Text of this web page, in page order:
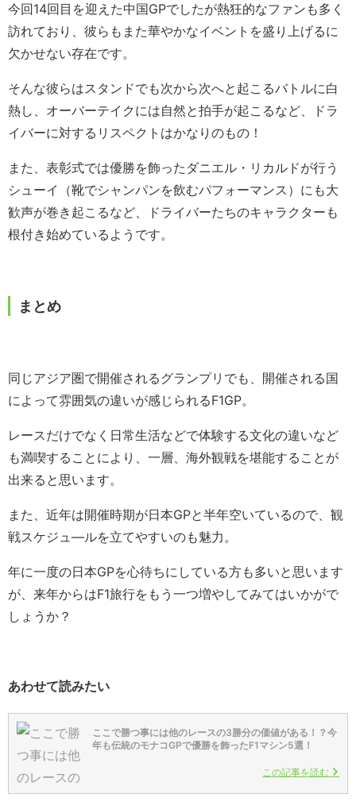
今回14回目を迎えた中国GPでしたが熱狂的なファンも多く
訪れており、彼らもまた華やかなイベントを盛り上げるに
欠かせない存在です。
そんな彼らはスタンドでも次から次へと起こるバトルに白
熱し、オーバーテイクには自然と拍手が起こるなど、ドラ
イバーに対するリスペクトはかなりのもの！
また、表彰式では優勝を飾ったダニエル・リカルドが行う
シューイ（靴でシャンパンを飲むパフォーマンス）にも大
歓声が巻き起こるなど、ドライバーたちのキャラクターも
根付き始めているようです。
まとめ
同じアジア圏で開催されるグランプリでも、開催される国
によって雰囲気の違いが感じられるF1GP。
レースだけでなく日常生活などで体験する文化の違いなど
も満喫することにより、一層、海外観戦を堪能することが
出来ると思います。
また、近年は開催時期が日本GPと半年空いているので、観
戦スケジュ―ルを立てやすいのも魅力。
年に一度の日本GPを心待ちにしている方も多いと思います
が、来年からはF1旅行をもう一つ増やしてみてはいかがで
しょうか？
あわせて読みたい
ここで勝つ事には他のレースの3勝分の価値がある！？今
年も伝統のモナコGPで優勝を飾ったF1マシン5選！
この記事を読む